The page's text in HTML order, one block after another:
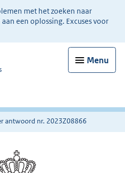
met het zoeken naar
een oplossing. Excuses voor
Menu
antwoord nr. 2023Z08866